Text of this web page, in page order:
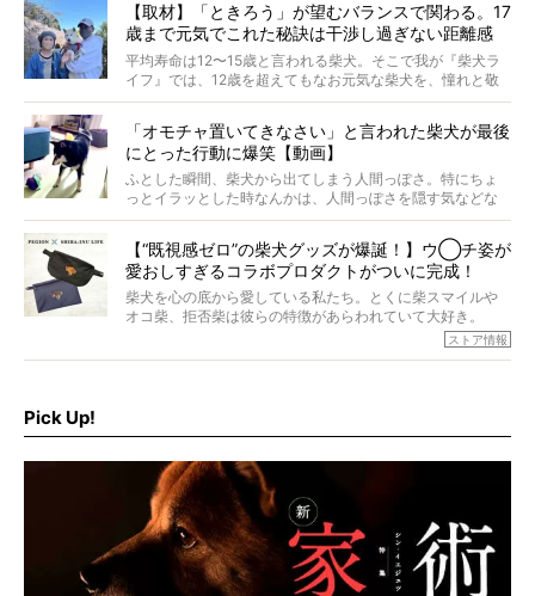
【取材】「ときろう」が望むバランスで関わる。17
歳まで元気でこれた秘訣は干渉し過ぎない距離感
#38ときろう
平均寿命は12〜15歳と言われる柴犬。そこで我が『柴犬ラ
イフ』では、12歳を超えてもなお元気な柴犬を、憧れと敬
意を込めて“レジェンド柴”と呼んでいます。 この特集で
ォーカスし、その元気の秘訣や、老犬と暮らすうえで大切
だと思うことを、オーナーさんに語っていただきます。今
回登場してくれたのは、17歳のときろうくん。小さい頃か
ら食が細かったため、何でも食べさせてきたということで
「オモチャ置いてきなさい」と言われた柴犬が最後
にとった行動に爆笑【動画】
ふとした瞬間、柴犬から出てしまう人間っぽさ。特にちょ
っとイラッとした時なんかは、人間っぽさを隠す気などな
いように見えます。もしかして本当の本当は、中身は人間
【“既視感ゼロ”の柴犬グッズが爆誕！】ウ◯チ姿が
愛おしすぎるコラボプロダクトがついに完成！
柴犬を心の底から愛している私たち。とくに柴スマイルや
オコ柴、拒否柴は彼らの特徴があらわれていて大好き。
でもちょっと待て…もうひとつ、忘れてはならない愛おしい
ストア情報
Pick Up!